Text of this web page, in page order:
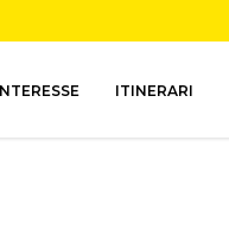
ITINERARI